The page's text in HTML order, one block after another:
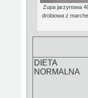
Zupa jarzynowa
drobiowa z
DIETA
NORMALNA